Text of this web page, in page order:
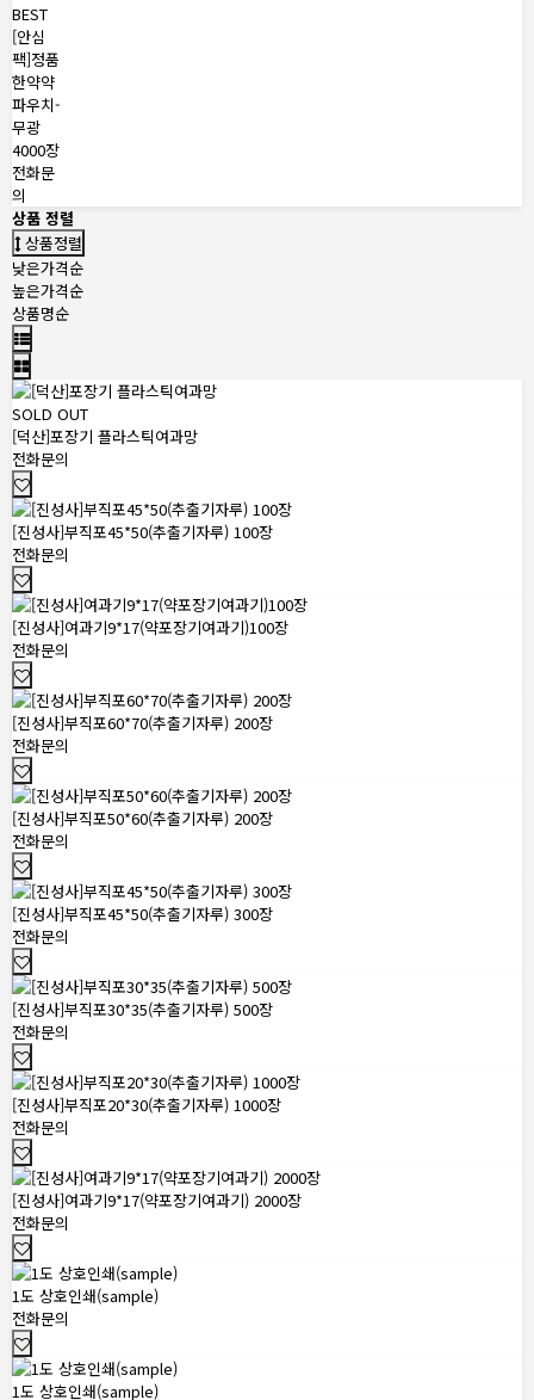
BEST
[안심
팩]정품
한약약
파우치-
무광
4000장
전화문
의
상품 정렬
상품정렬
낮은가격순
높은가격순
상품명순
SOLD OUT
[덕산]포장기 플라스틱여과망
전화문의
[진성사]부직포45*50(추출기자루) 100장
전화문의
[진성사]여과기9*17(약포장기여과기)100장
전화문의
[진성사]부직포60*70(추출기자루) 200장
전화문의
[진성사]부직포50*60(추출기자루) 200장
전화문의
[진성사]부직포45*50(추출기자루) 300장
전화문의
[진성사]부직포30*35(추출기자루) 500장
전화문의
[진성사]부직포20*30(추출기자루) 1000장
전화문의
[진성사]여과기9*17(약포장기여과기) 2000장
전화문의
1도 상호인쇄(sample)
전화문의
1도 상호인쇄(sample)